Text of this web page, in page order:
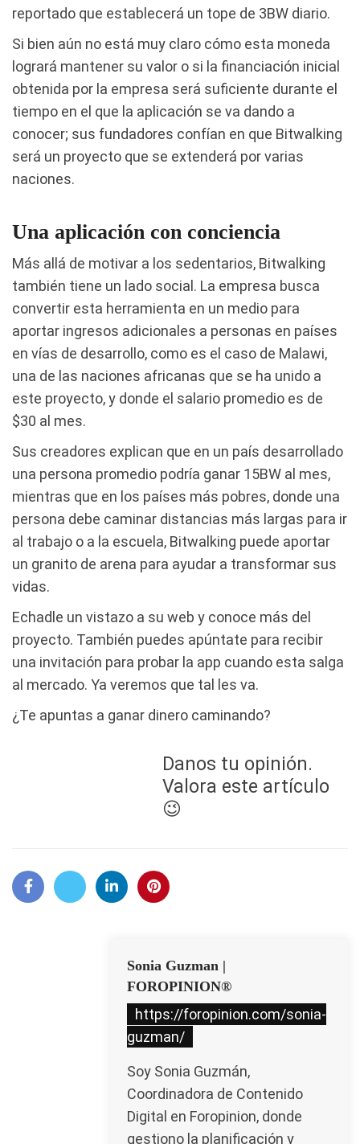
reportado que establecerá un tope de 3BW diario.
Si bien aún no está muy claro cómo esta moneda
logrará mantener su valor o si la financiación inicial
obtenida por la empresa será suficiente durante el
tiempo en el que la aplicación se va dando a
conocer; sus fundadores confían en que Bitwalking
será un proyecto que se extenderá por varias
naciones.
Una aplicación con conciencia
Más allá de motivar a los sedentarios, Bitwalking
también tiene un lado social. La empresa busca
convertir esta herramienta en un medio para
aportar ingresos adicionales a personas en países
en vías de desarrollo, como es el caso de Malawi,
una de las naciones africanas que se ha unido a
este proyecto, y donde el salario promedio es de
$30 al mes.
Sus creadores explican que en un país desarrollado
una persona promedio podría ganar 15BW al mes,
mientras que en los países más pobres, donde una
persona debe caminar distancias más largas para ir
al trabajo o a la escuela, Bitwalking puede aportar
un granito de arena para ayudar a transformar sus
vidas.
Echadle un vistazo a su web y conoce más del
proyecto. También puedes apúntate para recibir
una invitación para probar la app cuando esta salga
al mercado. Ya veremos que tal les va.
¿Te apuntas a ganar dinero caminando?
Danos tu opinión.
Valora este artículo
😉
Sonia Guzman |
FOROPINION®
https://foropinion.com/sonia-
guzman/
Soy Sonia Guzmán,
Coordinadora de Contenido
Digital en Foropinion, donde
gestiono la planificación y